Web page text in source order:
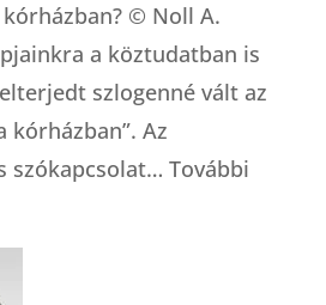
© Noll A.
a köztudatban is
szlogenné vált az
kórházban”. Az
szókapcsolat… További